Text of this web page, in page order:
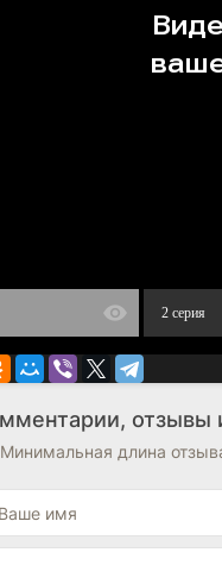
2 серия
отзывы
Минимальная длина